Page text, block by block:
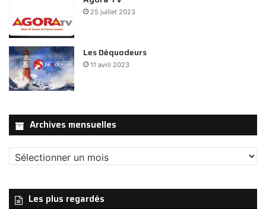
25 juillet 2023
Les Déquodeurs
11 avril 2023
Archives mensuelles
Archives
mensuelles
Les plus regardés